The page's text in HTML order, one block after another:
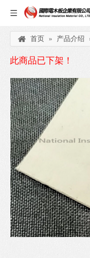
首页 » 产品介绍
此商品已下架！